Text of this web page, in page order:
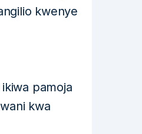
kwenye
pamoja
kwa